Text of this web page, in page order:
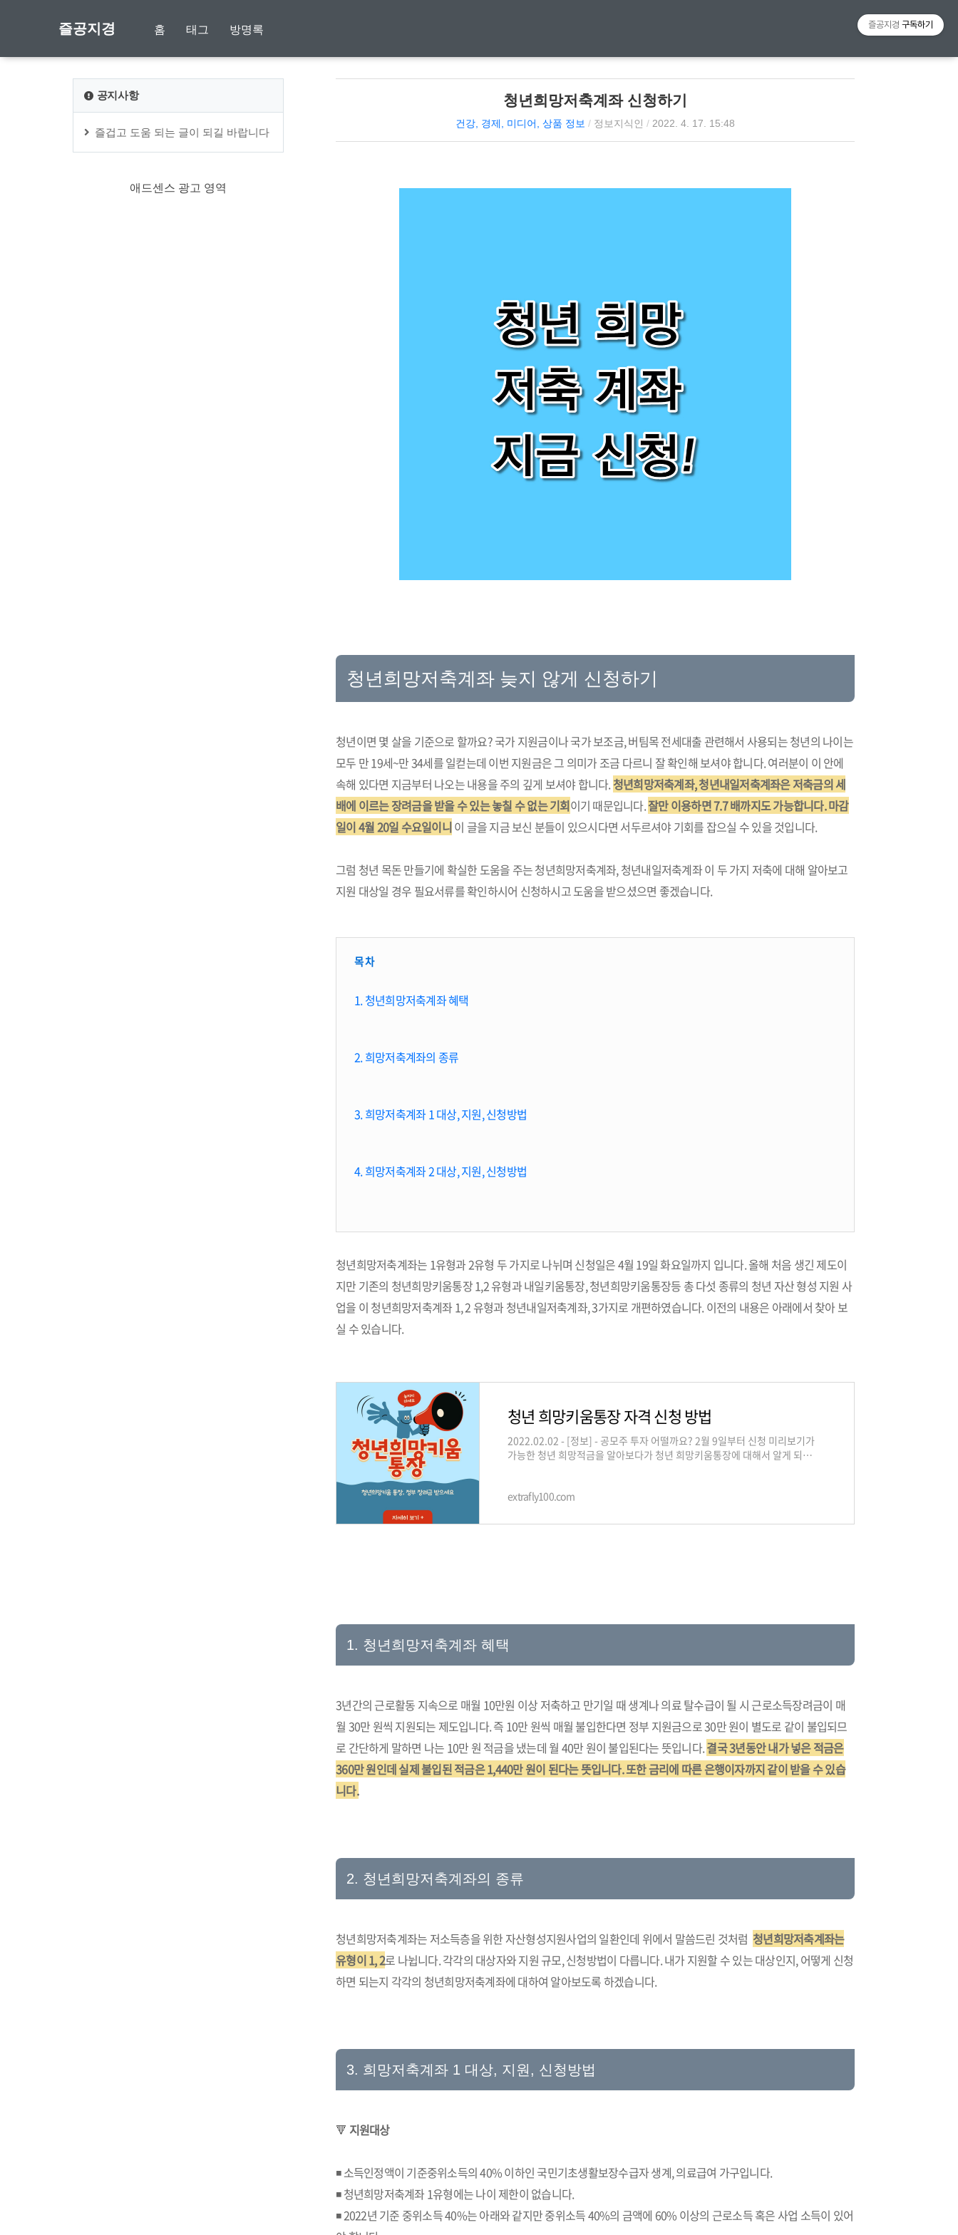
즐공지경 홈 태그 방명록
청년희망저축계좌 신청하기
건강, 경제, 미디어, 상품 정보 / 정보지식인 / 2022. 4. 17. 15:48
청년희망저축계좌 늦지 않게 신청하기
청년이면 몇 살을 기준으로 할까요? 국가 지원금이나 국가 보조금, 버팀목 전세대출 관련해서 사용되는 청년의 나이는
모두 만 19세~만 34세를 일컫는데 이번 지원금은 그 의미가 조금 다르니 잘 확인해 보셔야 합니다. 여러분이 이 안에
속해 있다면 지금부터 나오는 내용을 주의 깊게 보셔야 합니다.청년희망저축계좌, 청년내일저축계좌은 저축금의 세
배에 이르는 장려금을 받을 수 있는 놓칠 수 없는 기회이기 때문입니다.잘만 이용하면 7.7 배까지도 가능합니다. 마감
일이 4월 20일 수요일이니이 글을 지금 보신 분들이 있으시다면 서두르셔야 기회를 잡으실 수 있을 것입니다.
그럼 청년 목돈 만들기에 확실한 도움을 주는 청년희망저축계좌, 청년내일저축계좌 이 두 가지 저축에 대해 알아보고
지원 대상일 경우 필요서류를 확인하시어 신청하시고 도움을 받으셨으면 좋겠습니다.
목 차
1. 청년희망저축계좌 혜택
2. 희망저축계좌의 종류
3. 희망저축계좌 1 대상, 지원, 신청방법
4. 희망저축계좌 2 대상, 지원, 신청방법
청년희망저축계좌는 1유형과 2유형 두 가지로 나뉘며 신청일은 4월 19일 화요일까지 입니다. 올해 처음 생긴 제도이
지만 기존의 청년희망키움통장 1,2 유형과 내일키움통장, 청년희망키움통장등 총 다섯 종류의 청년 자산 형성 지원 사
업을 이 청년희망저축계좌 1, 2 유형과 청년내일저축계좌, 3가지로 개편하였습니다. 이전의 내용은 아래에서 찾아 보
실 수 있습니다.
청년 희망키움통장 자격 신청 방법
2022.02.02 - [정보] - 공모주 투자 어떨까요? 2월 9일부터 신청 미리보기가
가능한 청년 희망적금을 알아보다가 청년 희망키움통장에 대해서 알게 되었습
extrafly100.com
1. 청년희망저축계좌 혜택
3년간의 근로활동 지속으로 매월 10만원 이상 저축하고 만기일 때 생계나 의료 탈수급이 될 시 근로소득장려금이 매
월 30만 원씩 지원되는 제도입니다. 즉 10만 원씩 매월 불입한다면 정부 지원금으로 30만 원이 별도로 같이 불입되므
로 간단하게 말하면 나는 10만 원 적금을 냈는데 월 40만 원이 불입된다는 뜻입니다.결국 3년동안 내가 넣은 적금은
360만 원인데 실제 불입된 적금은 1,440만 원이 된다는 뜻입니다. 또한 금리에 따른 은행이자까지 같이 받을 수 있습
니다.
2. 청년희망저축계좌의 종류
청년희망저축계좌는 저소득층을 위한 자산형성지원사업의 일환인데 위에서 말씀드린 것처럼 청년희망저축계좌는
유형이 1, 2로 나뉩니다. 각각의 대상자와 지원 규모, 신청방법이 다릅니다. 내가 지원할 수 있는 대상인지, 어떻게 신청
하면 되는지 각각의 청년희망저축계좌에 대하여 알아보도록 하겠습니다.
3. 희망저축계좌 1 대상, 지원, 신청방법
🔻 지원대상
◾ 소득인정액이 기준중위소득의 40% 이하인 국민기초생활보장수급자 생계, 의료급여 가구입니다.
◾ 청년희망저축계좌 1유형에는 나이 제한이 없습니다.
◾ 2022년 기준 중위소득 40%는 아래와 같지만 중위소득 40%의 금액에 60% 이상의 근로소득 혹은 사업 소득이 있어
공지사항
즐겁고 도움 되는 글이 되길 바랍니다
애드센스 광고 영역
즐공지경 구독하기